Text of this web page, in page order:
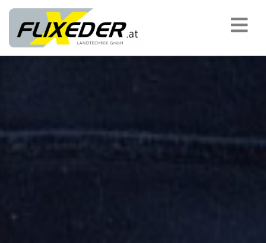
padding-top:
MASCHINENÜBERGABEN